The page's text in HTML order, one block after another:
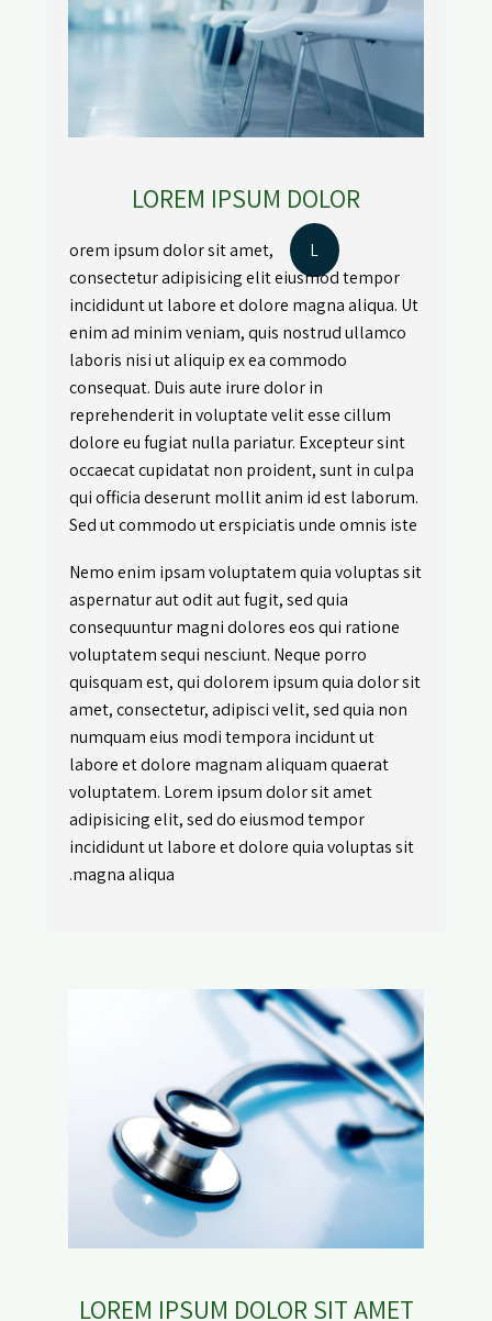
LOREM IPSUM DOLOR
L
orem ipsum dolor sit amet,
consectetur adipisicing elit eiusmod tempor
incididunt ut labore et dolore magna aliqua. Ut
enim ad minim veniam, quis nostrud ullamco
laboris nisi ut aliquip ex ea commodo
consequat. Duis aute irure dolor in
reprehenderit in voluptate velit esse cillum
dolore eu fugiat nulla pariatur. Excepteur sint
occaecat cupidatat non proident, sunt in culpa
qui officia deserunt mollit anim id est laborum.
Sed ut commodo ut erspiciatis unde omnis iste
Nemo enim ipsam voluptatem quia voluptas sit
aspernatur aut odit aut fugit, sed quia
consequuntur magni dolores eos qui ratione
voluptatem sequi nesciunt. Neque porro
quisquam est, qui dolorem ipsum quia dolor sit
amet, consectetur, adipisci velit, sed quia non
numquam eius modi tempora incidunt ut
labore et dolore magnam aliquam quaerat
voluptatem. Lorem ipsum dolor sit amet
adipisicing elit, sed do eiusmod tempor
incididunt ut labore et dolore quia voluptas sit
magna aliqua.
LOREM IPSUM DOLOR SIT AMET